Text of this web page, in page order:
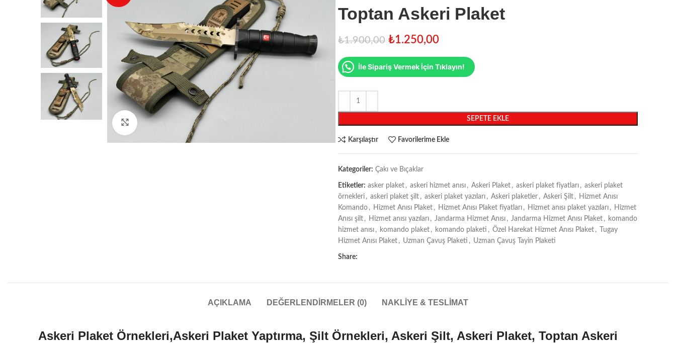
Click to enlarge
Toptan Askeri Plaket
₺1.900,00 ₺1.250,00
İle Sipariş Vermek İçin Tıklayın!
SEPETE EKLE
Karşılaştır Favorilerime Ekle
Kategoriler: Çakı ve Bıçaklar
Etiketler: asker plaket , askeri hizmet anısı , Askeri Plaket , askeri plaket fiyatları , askeri plaket
örnekleri , askeri plaket şilt , askeri plaket yazıları , Askeri plaketler , Askeri Şilt , Hizmet Anısı
Komando , Hizmet Anısı Plaket , Hizmet Anısı Plaket fiyatları , Hizmet anısı plaket yazıları , Hizmet
Anısı şilt , Hizmet anısı yazıları , Jandarma Hizmet Anısı , Jandarma Hizmet Anısı Plaket , komando
hizmet anısı , komando plaket , komando plaketi , Özel Harekat Hizmet Anısı Plaket ,
Tugay
Hizmet Anısı Plaket , Uzman Çavuş Plaketi , Uzman Çavuş Tayin Plaketi
Share:
AÇIKLAMA DEĞERLENDIRMELER (0) NAKLIYE & TESLIMAT
Askeri Plaket Örnekleri,Askeri Plaket Yaptırma, Şilt Örnekleri, Askeri Şilt, Askeri Plaket, Toptan Askeri